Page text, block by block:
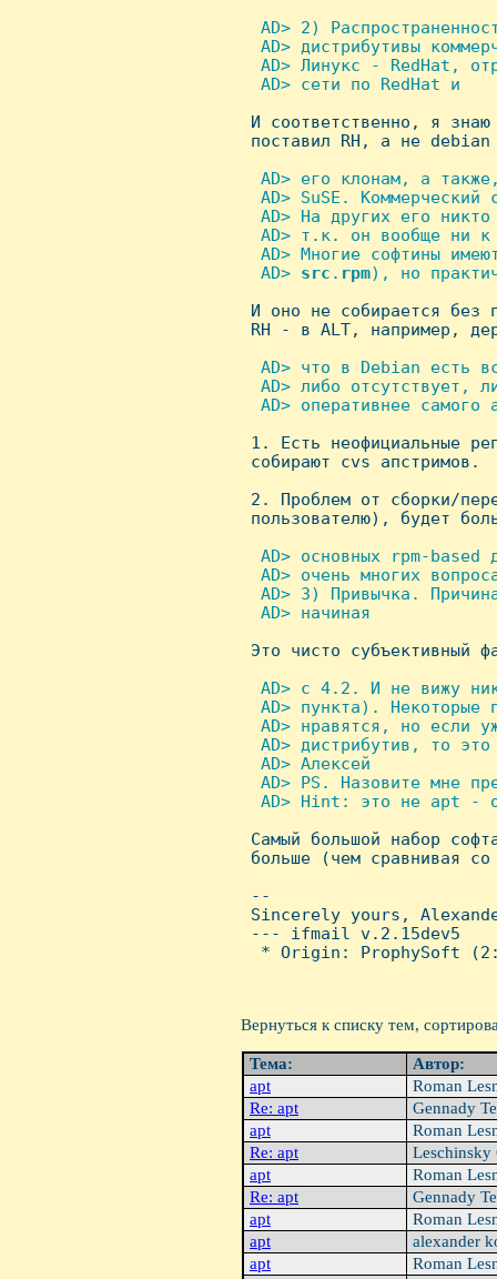
AD> 2)
AD> дистрибутивы
AD> Линукс - RedHat,
  AD> сети по RedHat и
И соответственно, я
поставил RH, а не
AD> его клонам, а
AD> SuSE. Коммерческий
AD> Hа других его
AD> т.к. он вообще ни
AD> Многие софтины
  AD>
src . rpm), но
И оно не собирается
RH - в ALT, например,
AD> что в Debian есть
AD> либо отсутствует,
AD> оперативнее самого
1. Есть неофициальные
собирают cvs апстримов.
2. Проблем от сборки/
пользователю), будет
AD> основных rpm-
AD> очень многих
AD> 3) Привычка.
  AD> начиная
Это чисто субъективный
AD> с 4.2. И не вижу
AD> пункта). Hекоторые
AD> нравятся, но если
AD> дистрибутив, то
  AD> Алексей
AD> PS. Hазовите мне
AD> Hint: это не apt -
Самый большой набор
больше (чем сравнивая
--
Sincerely yours,
--- ifmail v.2.15dev5
* Origin: ProphySoft
Вернуться к списку тем,
Тема:
Автор:
apt
Roman
Re: apt
Gennady
apt
Roman
Re: apt
apt
Roman
Re: apt
Gennady
apt
Roman
apt
alexander
apt
Roman